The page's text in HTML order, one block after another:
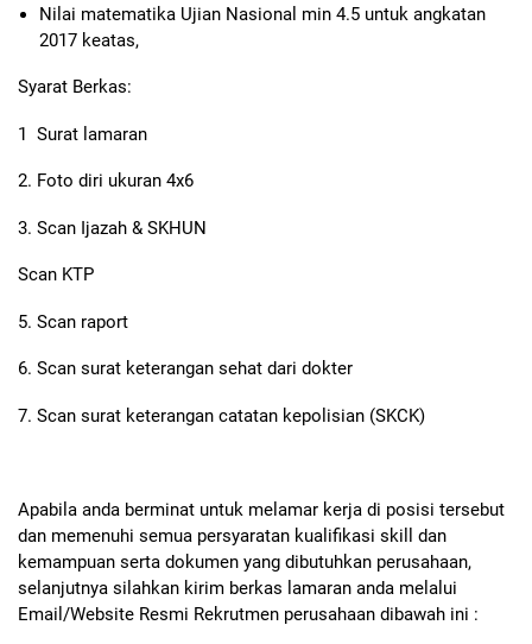
Nilai matematika Ujian Nasional min 4.5 untuk angkatan
2017 keatas,
Syarat Berkas:
1 Surat lamaran
2. Foto diri ukuran 4x6
3. Scan Ijazah & SKHUN
Scan KTP
5. Scan raport
6. Scan surat keterangan sehat dari dokter
7. Scan surat keterangan catatan kepolisian (SKCK)
Apabila anda berminat untuk melamar kerja di posisi tersebut
dan memenuhi semua persyaratan kualifikasi skill dan
kemampuan serta dokumen yang dibutuhkan perusahaan,
selanjutnya silahkan kirim berkas lamaran anda melalui
Email/Website Resmi Rekrutmen perusahaan dibawah ini :